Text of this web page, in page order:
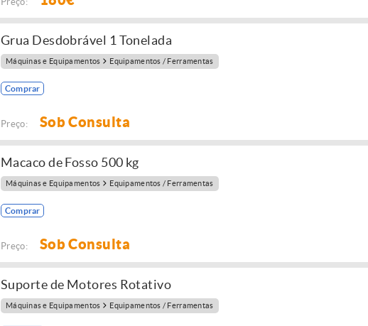
Grua Desdobrável 1 Tonelada
Máquinas e Equipamentos Equipamentos / Ferramentas
Comprar
Preço: Sob Consulta
Macaco de Fosso 500 kg
Máquinas e Equipamentos Equipamentos / Ferramentas
Comprar
Preço: Sob Consulta
Suporte de Motores Rotativo
Máquinas e Equipamentos Equipamentos / Ferramentas